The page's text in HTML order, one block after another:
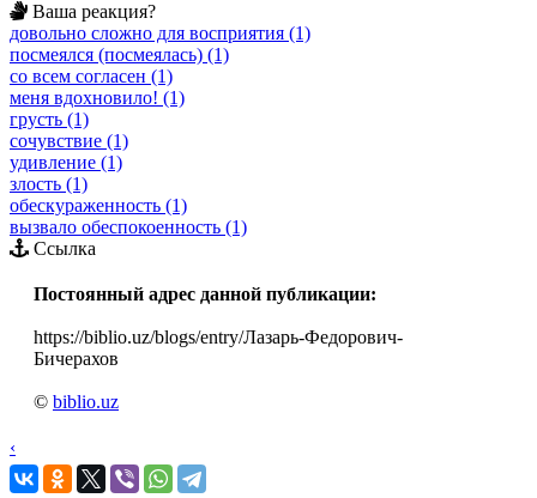
Ваша реакция?
довольно сложно для восприятия (1)
посмеялся (посмеялась) (1)
со всем согласен (1)
меня вдохновило! (1)
грусть (1)
сочувствие (1)
удивление (1)
злость (1)
обескураженность (1)
вызвало обеспокоенность (1)
Ссылка
Постоянный адрес данной публикации:
https://biblio.uz/blogs/entry/Лазарь-Федорович-
Бичерахов
© biblio.uz
‹
›